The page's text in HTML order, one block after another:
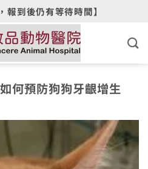
報到後仍有等待時間】
如何預防狗狗牙齦增生